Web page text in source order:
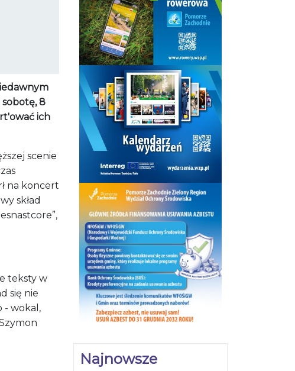
sobotę, 8
ich
scenie
na koncert
skład
teksty w
się nie
- wokal,
Najnowsze